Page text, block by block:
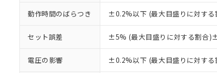
動作時間のばらつき ±0.2%以下 (最大目盛りに対する
セット誤差 ±5% (最大目盛りに対する割合
電圧の影響 ±0.2%以下 (最大目盛りに対する
ご利用条件
以下の条件をお読
本サービス
くものです。
調査・確認中：
非該当品：ライセ
仕入先様の事情に
があります。
*EU RoHS指令（10物質
鉛(Pb) 1000ppm以下、
六価クロム(Cr(Ⅵ))
「○」：最大均質
「×」：最大均質
「－」：未確認で
当社は、こ
う）を輸出
記
説明